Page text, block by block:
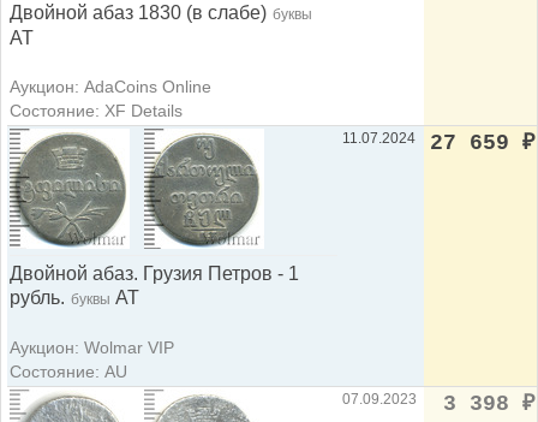
Двойной абаз 1830 (в слабе) буквы
АТ
Аукцион: AdaCoins Online
Состояние: XF Details
Двойной абаз. Грузия Петров - 1
рубль. буквы АТ
Аукцион: Wolmar VIP
Состояние: AU
11.07.2024 27 659 ₽
07.09.2023 3 398 ₽